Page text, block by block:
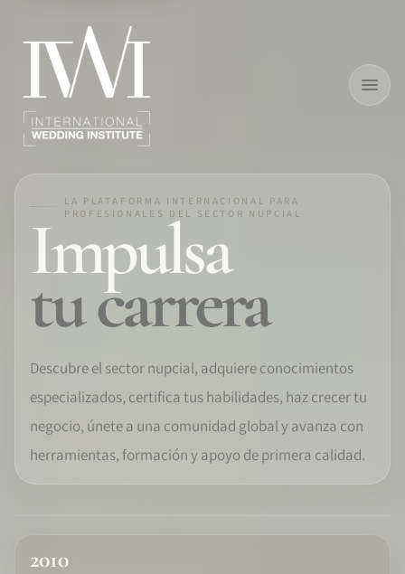
EMPLEO
COMUNIDAD
ACERCA DE
LA PLATAFORMA INTERNACIONAL PARA
PROFESIONALES DEL SECTOR NUPCIAL
Impulsa
tu carrera
Descubre el sector nupcial, adquiere conocimientos
especializados, certifica tus habilidades, haz crecer tu
negocio, únete a una comunidad global y avanza con
herramientas, formación y apoyo de primera calidad.
2010